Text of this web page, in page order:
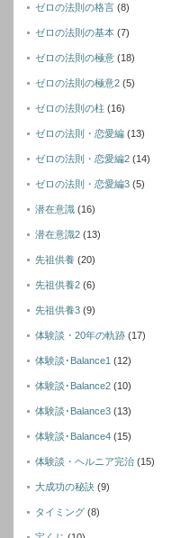
ゼロの法則の格言 (8)
ゼロの法則の基本 (7)
ゼロの法則の極意 (18)
ゼロの法則の極意2 (5)
ゼロの法則の柱 (16)
ゼロの法則・恋愛編 (13)
ゼロの法則・恋愛編2 (14)
ゼロの法則・恋愛編3 (5)
潜在意識 (16)
潜在意識2 (13)
先祖供養 (20)
先祖供養2 (6)
先祖供養3 (9)
体験談・20年の軌跡 (17)
体験談･Balance1 (12)
体験談･Balance2 (10)
体験談･Balance3 (13)
体験談･Balance4 (15)
体験談・ヘルニア完治 (15)
大成功の秘訣 (9)
タイミング (8)